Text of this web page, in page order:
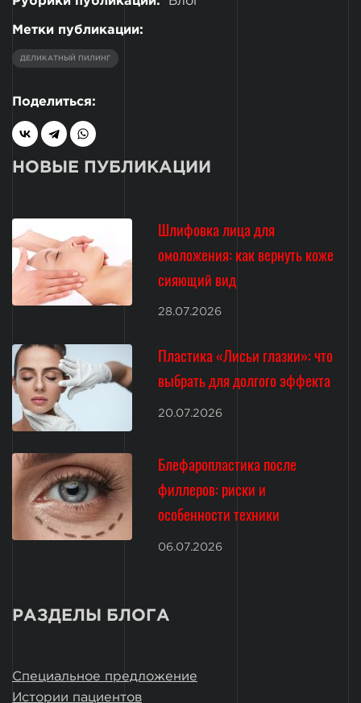
Метки публикации:
ДЕЛИКАТНЫЙ ПИЛИНГ
Поделиться:
НОВЫЕ ПУБЛИКАЦИИ
Шлифовка лица для
омоложения: как вернуть коже
сияющий вид
28.07.2026
Пластика «Лисьи глазки»: что
выбрать для долгого эффекта
20.07.2026
Блефаропластика после
филлеров: риски и
особенности техники
06.07.2026
РАЗДЕЛЫ БЛОГА
Специальное предложение
Истории пациентов